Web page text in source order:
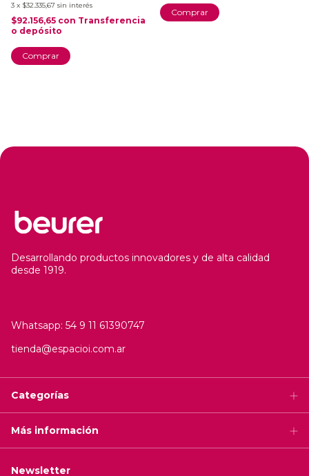
3 x $32.335,67 sin interés
$92.156,65 con Transferencia
o depósito
Desarrollando productos innovadores y de alta calidad
desde 1919.
Whatsapp: 54 9 11 61390747
tienda@espacioi.com.ar
Categorías
Más información
Newsletter